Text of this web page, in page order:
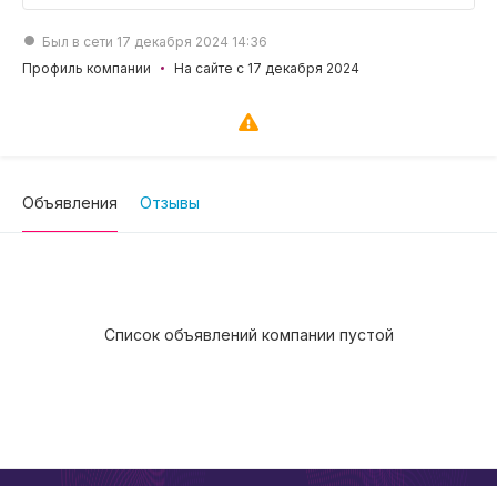
Был в сети 17 декабря 2024 14:36
Профиль компании
На сайте с 17 декабря 2024
Объявления Отзывы
Список объявлений компании пустой